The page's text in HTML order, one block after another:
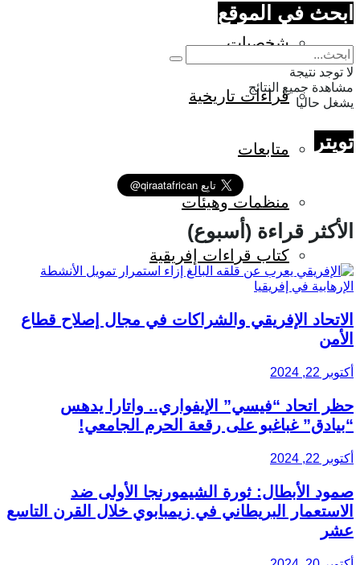
شخصيات
قراءات تاريخية
متابعات
منظمات وهيئات
كتاب قراءات إفريقية
ابحث في الموقع
لا توجد نتيجة
مشاهدة جميع النتائج
يشغل حاليا
تويتر
الأكثر قراءة (أسبوع)
الاتحاد الإفريقي والشراكات في مجال إصلاح قطاع
الأمن
أكتوبر 22, 2024
حظر اتحاد “فيسي” الإيفواري.. واتارا يدهس
“بيادق” غباغبو على رقعة الحرم الجامعي!
أكتوبر 22, 2024
صمود الأبطال: ثورة الشيمورنجا الأولى ضد
الاستعمار البريطاني في زيمبابوي خلال القرن التاسع
عشر